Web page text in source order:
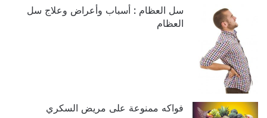
سل العظام : أسباب وأعراض وعلاج سل
العظام
فواكه ممنوعة على مريض السكري